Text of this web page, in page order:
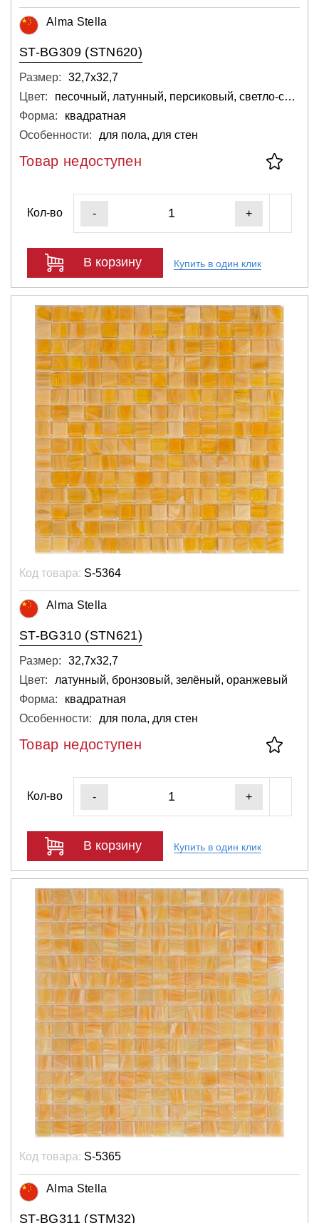
Alma Stella
ST-BG309 (STN620)
Размер:
32,7х32,7
Цвет:
песочный, латунный, персиковый, светло-серый, бежевый, кремовый
Форма:
квадратная
Особенности:
для пола, для стен
Товар недоступен
Кол-во - +
В корзину Купить в один клик
Код товара: S-5364
Alma Stella
ST-BG310 (STN621)
Размер:
32,7х32,7
Цвет:
латунный, бронзовый, зелёный, оранжевый
Форма:
квадратная
Особенности:
для пола, для стен
Товар недоступен
Кол-во - +
В корзину Купить в один клик
Код товара: S-5365
Alma Stella
ST-BG311 (STM32)